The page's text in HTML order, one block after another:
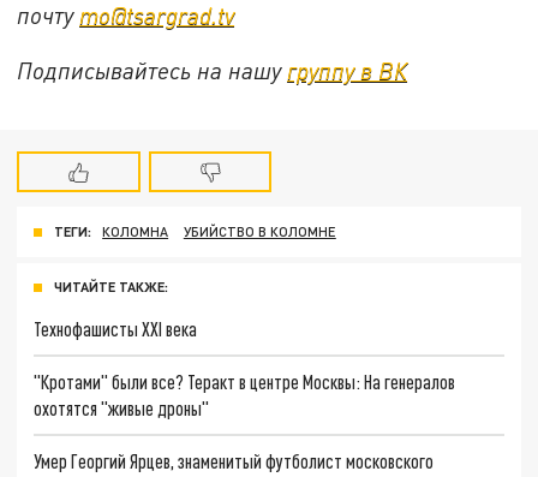
почту mo@tsargrad.tv
Подписывайтесь на нашу группу в ВК
ТЕГИ: КОЛОМНА УБИЙСТВО В КОЛОМНЕ
ЧИТАЙТЕ ТАКЖЕ:
Технофашисты XXI века
"Кротами" были все? Теракт в центре Москвы: На генералов
охотятся "живые дроны"
Умер Георгий Ярцев, знаменитый футболист московского